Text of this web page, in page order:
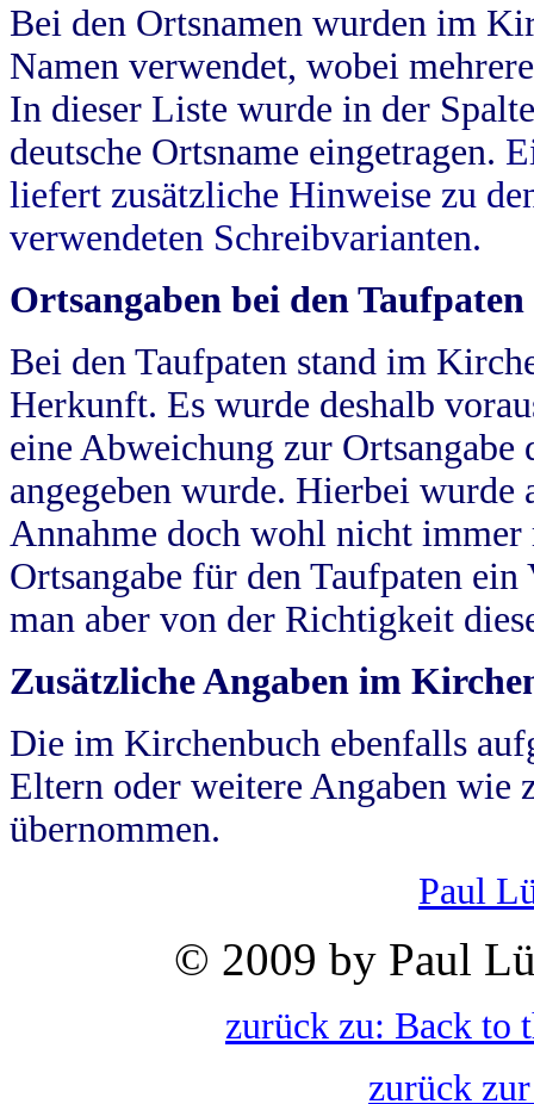
Bei den Ortsnamen wurden im
Namen verwendet, wobei
In dieser Liste wurde in der
deutsche Ortsname eingetragen.
liefert zusätzliche Hinweise zu
verwendeten Schreibvarianten.
Ortsangaben bei den Taufpaten
Bei den Taufpaten stand im
Herkunft. Es wurde deshalb
eine Abweichung zur
angegeben wurde. Hierbei wurde
Annahme doch wohl nicht
Ortsangabe für den Taufpaten
man aber von der Richtigkeit
Zusätzliche Angaben im
Die im Kirchenbuch ebenfalls
Eltern oder weitere Angaben wie
übernommen.
Paul
© 2009 by Paul
zurück zu: Back to
zurück